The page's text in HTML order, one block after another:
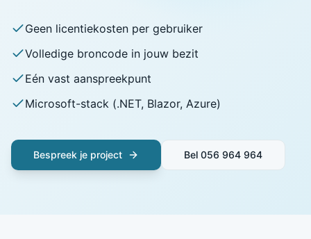
Geen licentiekosten per gebruiker
Volledige broncode in jouw bezit
Eén vast aanspreekpunt
Microsoft-stack (.NET, Blazor, Azure)
Bespreek je project Bel 056 964 964